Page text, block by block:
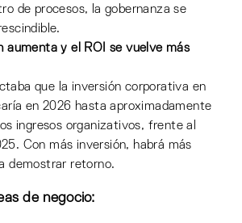
de procesos, la gobernanza se
aumenta y el ROI se vuelve más
que la inversión corporativa en
en 2026 hasta aproximadamente
ingresos organizativos, frente al
Con más inversión, habrá más
demostrar retorno.
de negocio: